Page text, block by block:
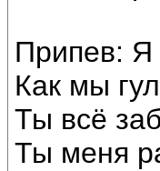
Припев: Я
Как мы
Ты всё
Ты меня